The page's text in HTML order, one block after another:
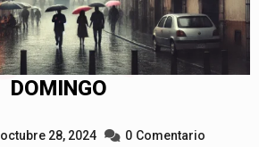
DOMINGO
octubre 28, 2024 0 Comentario